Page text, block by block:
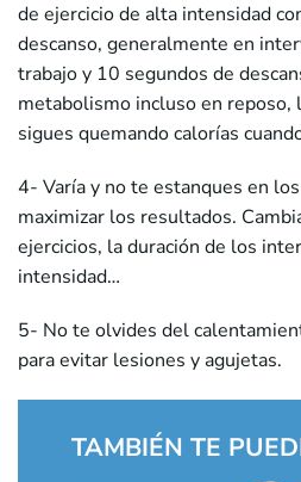
de ejercicio de alta intensidad
descanso, generalmente en
trabajo y 10 segundos de
metabolismo incluso en reposo,
sigues quemando calorías
4- Varía y no te estanques en
maximizar los resultados.
ejercicios, la duración de los
intensidad…
5- No te olvides del
para evitar lesiones y agujetas.
TAMBIÉN TE